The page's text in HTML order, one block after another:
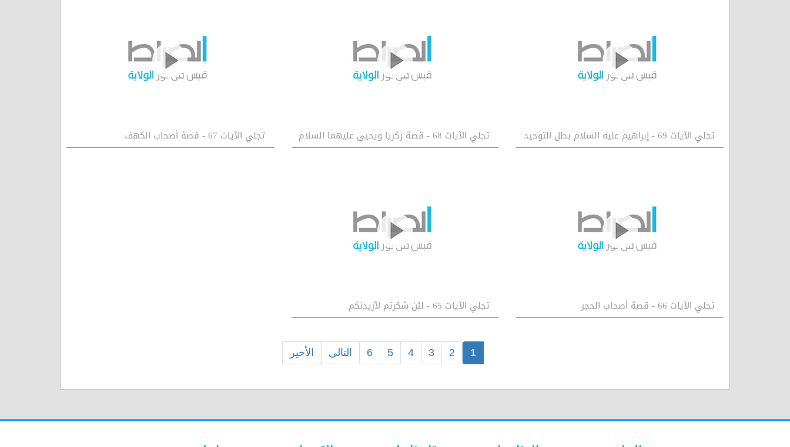
تجلي الآيات 69 - إبراهيم عليه السلام بطل التوحيد تجلي الآيات 68 - قصة زكريا ويحيى عليهما السلام تجلي الآيات 67 - قصة أصحاب الكهف
تجلي الآيات 66 - قصة أصحاب الحجر تجلي الآيات 65 - لئن شكرتم لأزيدنكم
1
2
3
4
5
6 التالي الأخير